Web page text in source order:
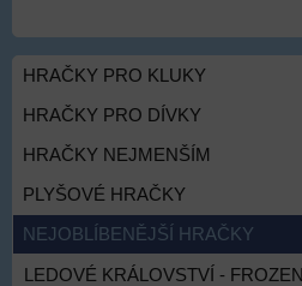
HRAČKY PRO KLUKY
HRAČKY PRO DÍVKY
HRAČKY NEJMENŠÍM
PLYŠOVÉ HRAČKY
NEJOBLÍBENĚJŠÍ HRAČKY
LEDOVÉ KRÁLOVSTVÍ - FROZEN